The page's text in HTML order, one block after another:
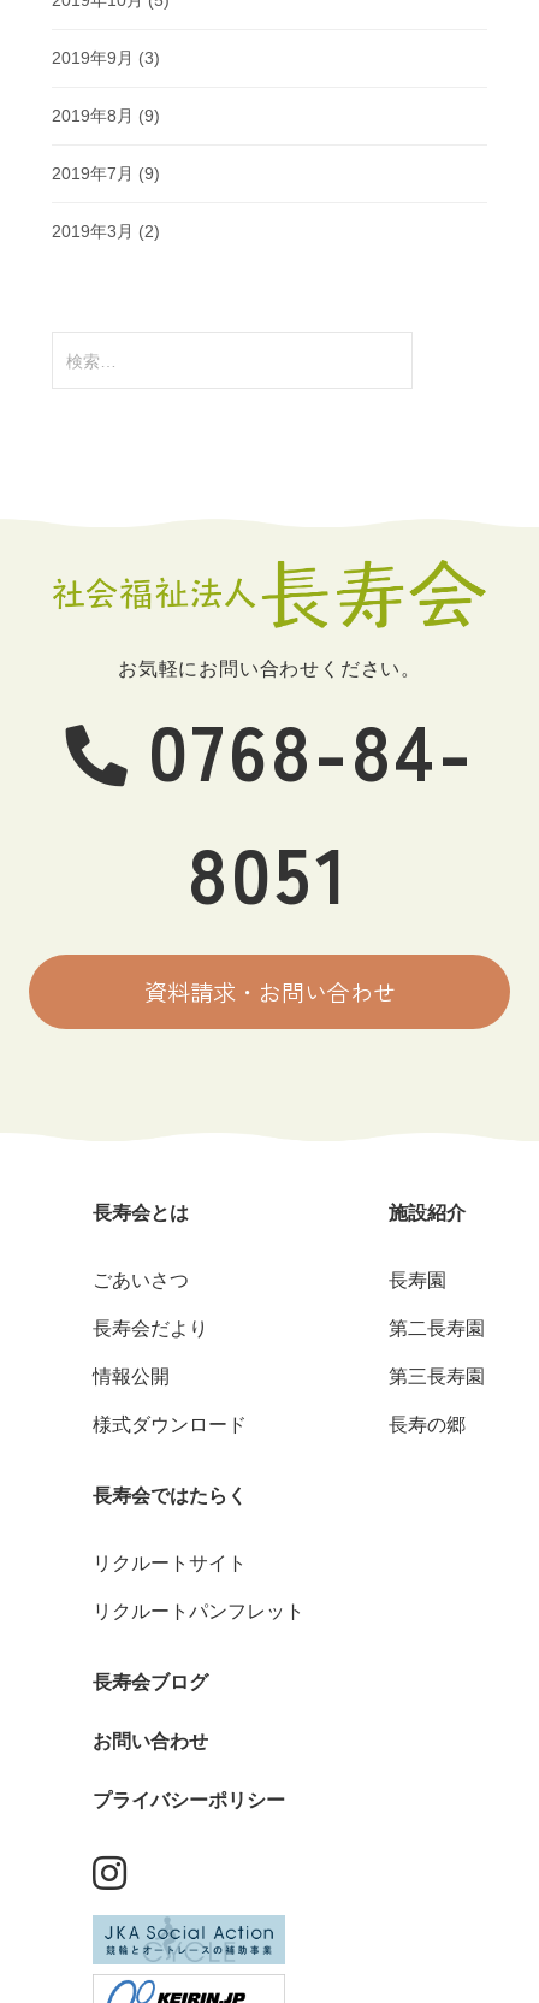
2019年9月 (3)
2019年8月 (9)
2019年7月 (9)
2019年3月 (2)
索:
お気軽にお問い合わせください。
0768-84-
8051
資料請求・お問い合わせ
長寿会とは
ごあいさつ
長寿会だより
情報公開
様式ダウンロード
施設紹介
長寿園
第二長寿園
第三長寿園
長寿の郷
長寿会ではたらく
リクルートサイト
リクルートパンフレット
長寿会ブログ
お問い合わせ
プライバシーポリシー